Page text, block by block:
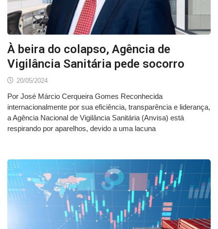
À beira do colapso, Agência de
Vigilância Sanitária pede socorro
20/05/2024
Por José Márcio Cerqueira Gomes Reconhecida
internacionalmente por sua eficiência, transparência e liderança,
a Agência Nacional de Vigilância Sanitária (Anvisa) está
respirando por aparelhos, devido a uma lacuna